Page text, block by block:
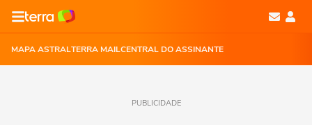
MAPA ASTRALTERRA MAILCENTRAL DO ASSINANTE
PUBLICIDADE